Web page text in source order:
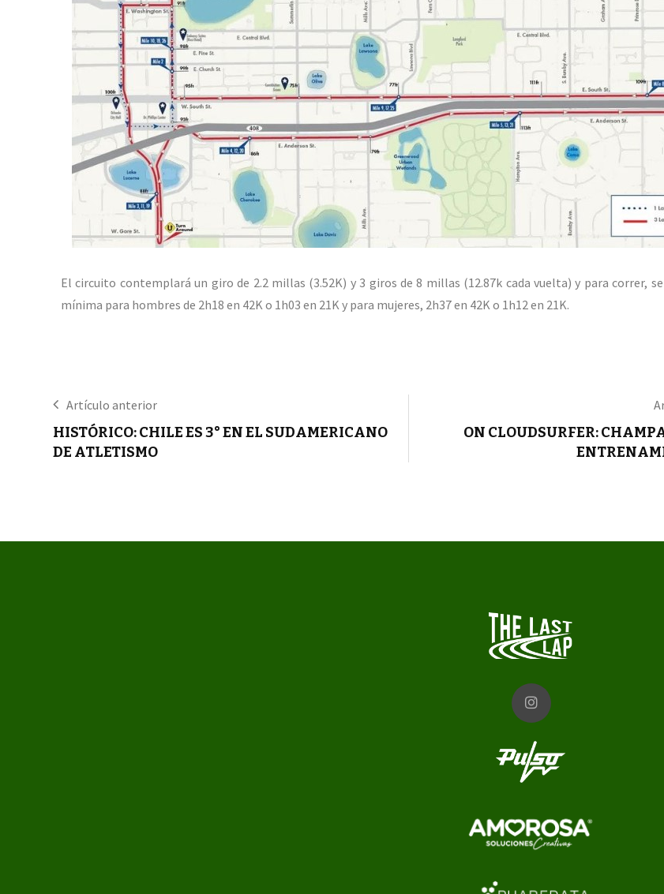
El circuito contemplará un giro de 2.2 millas (3.52K) y 3 giros de 8 millas (12.87k cada vuelta) y para correr,
mínima para hombres de 2h18 en 42K o 1h03 en 21K y para mujeres, 2h37 en 42K o 1h12 en 21K.
Artículo anterior
HISTÓRICO: CHILE ES 3° EN EL SUDAMERICANO
DE ATLETISMO
ON CLOUDSURFER: